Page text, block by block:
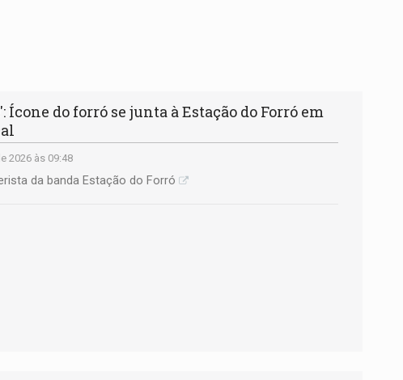
Ícone do forró se junta à Estação do Forró em
2026 às 09:48
da banda Estação do Forró